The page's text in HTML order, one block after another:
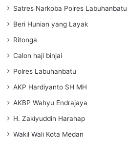
Satres Narkoba Polres Labuhanbatu
Beri Hunian yang Layak
Ritonga
Calon haji binjai
Polres Labuhanbatu
AKP Hardiyanto SH MH
AKBP Wahyu Endrajaya
H. Zakiyuddin Harahap
Wakil Wali Kota Medan